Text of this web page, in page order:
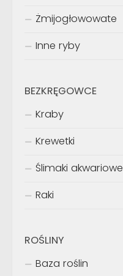
Żmijogłowowate
Inne ryby
BEZKRĘGOWCE
Kraby
Krewetki
Ślimaki akwariowe
Raki
ROŚLINY
Baza roślin